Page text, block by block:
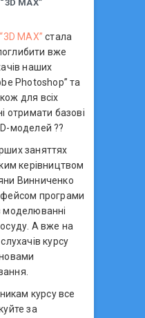
MAX”
MAX” стала
вже
наших
Photoshop” та
для всіх
отримати базові
моделей ??
заняттях
керівництвом
Винниченко
програми
моделюванні
А вже на
курсу
курсу все
за